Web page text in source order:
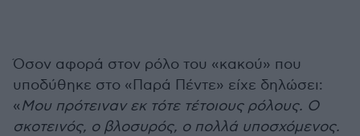
Όσον αφορά στον ρόλο του «κακού» που
υποδύθηκε στο «Παρά Πέντε» είχε δηλώσει:
«Μου πρότειναν εκ τότε τέτοιους ρόλους. Ο
σκοτεινός, ο βλοσυρός, ο πολλά υποσχόμενος.